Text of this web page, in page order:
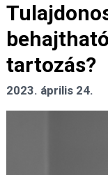
tartozás?
2023. április 24.